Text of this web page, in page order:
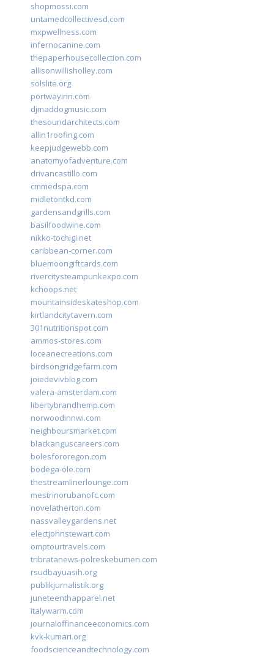
shopmossi.com
untamedcollectivesd.com
mxpwellness.com
infernocanine.com
thepaperhousecollection.com
allisonwillisholley.com
solslite.org
portwayinn.com
djmaddogmusic.com
thesoundarchitects.com
allin1roofing.com
keepjudgewebb.com
anatomyofadventure.com
drivancastillo.com
cmmedspa.com
midletontkd.com
gardensandgrills.com
basilfoodwine.com
nikko-tochigi.net
caribbean-corner.com
bluemoongiftcards.com
rivercitysteampunkexpo.com
kchoops.net
mountainsideskateshop.com
kirtlandcitytavern.com
301nutritionspot.com
ammos-stores.com
loceanecreations.com
birdsongridgefarm.com
joiedevivblog.com
valera-amsterdam.com
libertybrandhemp.com
norwoodinnwi.com
neighboursmarket.com
blackanguscareers.com
bolesfororegon.com
bodega-ole.com
thestreamlinerlounge.com
mestrinorubanofc.com
novelatherton.com
nassvalleygardens.net
electjohnstewart.com
omptourtravels.com
tribratanews-polreskebumen.com
rsudbayuasih.org
publikjurnalistik.org
juneteenthapparel.net
italywarm.com
journaloffinanceeconomics.com
kvk-kumari.org
foodscienceandtechnology.com